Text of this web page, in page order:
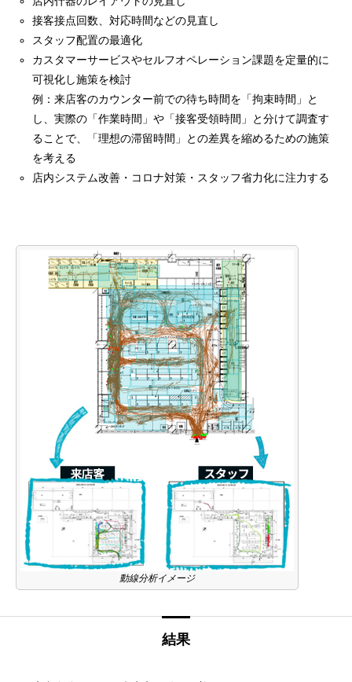
接客接点回数、対応時間などの見直し
スタッフ配置の最適化
カスタマーサービスやセルフオペレーション課題を定量的に
可視化し施策を検討
例：来店客のカウンター前での待ち時間を「拘束時間」と
し、実際の「作業時間」や「接客受領時間」と分けて調査す
ることで、「理想の滞留時間」との差異を縮めるための施策
を考える
店内システム改善・コロナ対策・スタッフ省力化に注力する
動線分析イメージ
結果